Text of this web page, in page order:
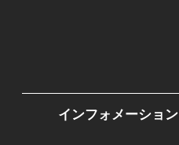
インフォメーション